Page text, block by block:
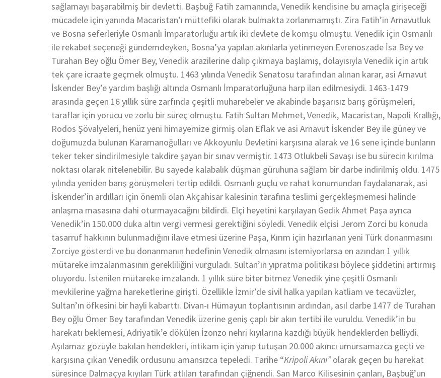
sağlamayı başarabilmiş bir devletti. Başbuğ Fatih zamanında, Venedik kendisine bu amaçla girişeceği
mücadele için yanında Macaristan’ı müttefiki olarak bulmakta zorlanmamıştı. Zira Fatih’in Arnavutluk
ve Bosna seferleriyle Osmanlı İmparatorluğu artık iki devlete de komşu olmuştu. Venedik için Osmanlı
ile rekabet seçeneği gündemdeyken, Bosna’ya yapılan akınlarla yetinmeyen Evrenoszade İsa Bey ve
Turahan Bey oğlu Ömer Bey, Venedik arazilerine dalıp çıkmaya başlamış, dolayısıyla Venedik için artık
tek çare icraate geçmek olmuştu. 1463 yılında Venedik Senatosu tarafından alınan karar, asi Arnavut
İskender Bey’e yardım başlığı altında Osmanlı İmparatorluğuna harp ilan edilmesiydi. 1463-1479
arasında geçen 16 yıllık süre zarfında çeşitli muharebeler ve akabinde başarısız barış görüşmeleri,
taraflar için yorucu ve zorlu bir süreç olmuştu. Fatih Sultan Mehmet, Venedik, Macaristan, Napoli Krallığı,
Rodos Şövalyeleri, henüz yeni himayemize girmiş olan Eflak ve asi Arnavut İskender Bey ile güney ve
doğumuzda bulunan Karamanoğulları ve Akkoyunlu Devletini karşısına alarak ve 16 sene içinde bunların
teker teker sindirilmesiyle takdire şayan bir sınav vermiştir. 1473 Otlukbeli Savaşı ise bu sürecin kırılma
noktası olarak nitelenebilir. Bu sayede kalabalık düşman güruhuna sağlam bir darbe indirilmiş oldu. 1475
yılında yeniden barış görüşmeleri tertip edildi. Osmanlı güçlü ve rahat konumundan faydalanarak, asi
İskender’in ardılları için önemli olan Akçahisar kalesinin tarafına teslimi gerçekleşmemesi halinde
anlaşma masasına dahi oturmayacağını bildirdi. Elçi heyetini karşılayan Gedik Ahmet Paşa ayrıca
Venedik’in 150.000 duka altın vergi vermesi gerektiğini söyledi. Venedik elçisi Jerom Zorci bu konuda
tasarruf hakkının bulunmadığını ilave etmesi üzerine Paşa, Kırım için hazırlanan yeni Türk donanmasını
Zorciye gösterdi ve bu donanmanın hedefinin Venedik olmasını istemiyorlarsa en azından 1 yıllık
mütareke imzalanmasının gerekliliğini vurguladı. Sultan’ın yıpratma politikası böylece şiddetini artırmış
oluyordu. İstenilen mütareke imzalandı. 1 yıllık süre biter bitmez Venedik yine çeşitli Osmanlı
mevkilerine yağma hareketlerine girişti. Özellikle İzmir’de sivil halka yapılan katliam ve tecavüzler,
Sultan’ın öfkesini bir hayli kabarttı. Divan-ı Hümayun toplantısının ardından, asıl darbe 1477 de Turahan
Bey oğlu Ömer Bey tarafından Venedik üzerine geniş çaplı bir akın tertibi ile vuruldu. Venedik’in bu
harekatı beklemesi, Adriyatik’e dökülen İzonzo nehri kıyılarına kazdığı büyük hendeklerden belliydi.
Aşılamaz gözüyle bakılan hendekleri, intikam için yanıp tutuşan 20.000 akıncı umursamazca geçti ve
karşısına çıkan Venedik ordusunu amansızca tepeledi. Tarihe “Kripoli Akını”olarak geçen bu harekat
süresince Dalmaçya kıyıları Türk atlıları tarafından çiğnendi. San Marco Kilisesinin çanları, Başbuğ’un